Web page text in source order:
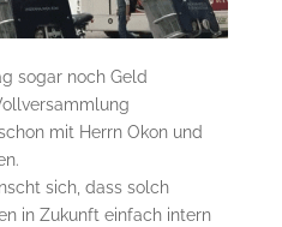
sogar noch Geld
mit Herrn Okon und
sich, dass solch
in Zukunft einfach intern